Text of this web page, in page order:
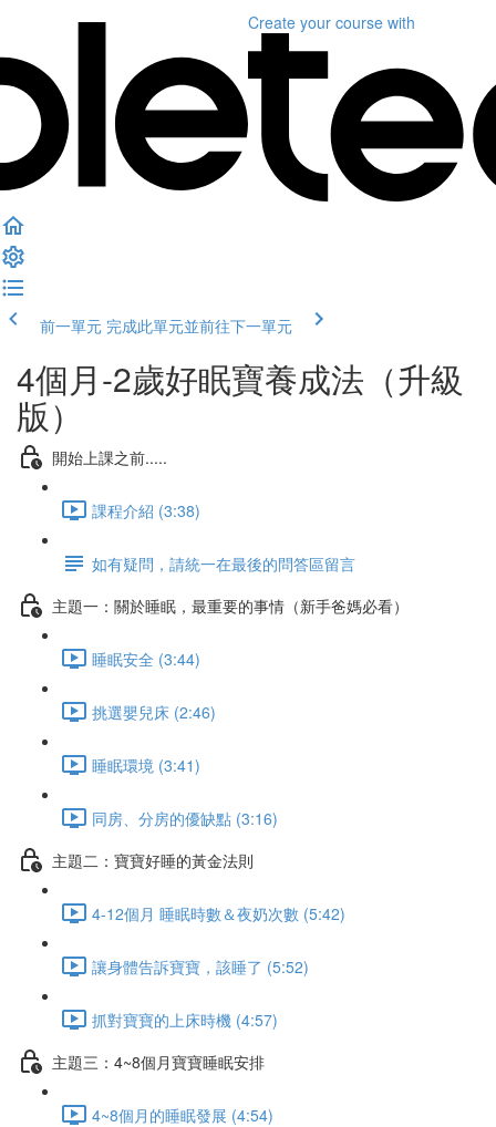
Create your course with
前一單元 完成此單元並前往下一單元
4個月-2歲好眠寶養成法（升級
版）
開始上課之前.....
課程介紹 (3:38)
如有疑問，請統一在最後的問答區留言
主題一：關於睡眠，最重要的事情（新手爸媽必看）
睡眠安全 (3:44)
挑選嬰兒床 (2:46)
睡眠環境 (3:41)
同房、分房的優缺點 (3:16)
主題二：寶寶好睡的黃金法則
4-12個月 睡眠時數＆夜奶次數 (5:42)
讓身體告訴寶寶，該睡了 (5:52)
抓對寶寶的上床時機 (4:57)
主題三：4~8個月寶寶睡眠安排
4~8個月的睡眠發展 (4:54)